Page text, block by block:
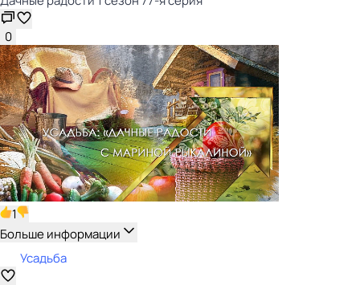
0
1
Больше информации
Усадьба